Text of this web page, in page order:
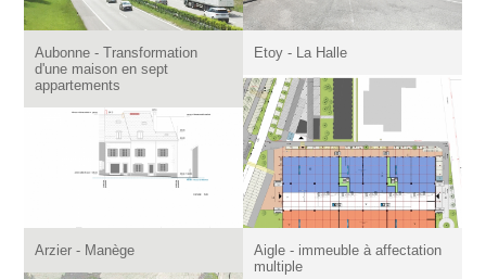
Aubonne - Transformation
d'une maison en sept
appartements
Etoy - La Halle
Arzier - Manège
Aigle - immeuble à affectation
multiple